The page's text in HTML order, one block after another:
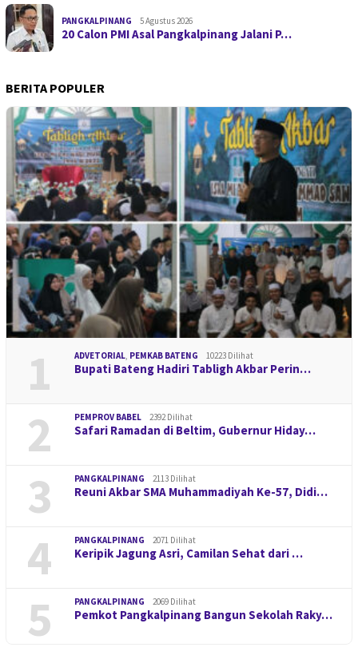
PANGKALPINANG 5 Agustus 2026
20 Calon PMI Asal Pangkalpinang Jalani P…
BERITA POPULER
1 ADVETORIAL, PEMKAB BATENG 10223 Dilihat
Bupati Bateng Hadiri Tabligh Akbar Perin…
2 PEMPROV BABEL 2392 Dilihat
Safari Ramadan di Beltim, Gubernur Hiday…
3 PANGKALPINANG 2113 Dilihat
Reuni Akbar SMA Muhammadiyah Ke-57, Didi…
4 PANGKALPINANG 2071 Dilihat
Keripik Jagung Asri, Camilan Sehat dari …
5 PANGKALPINANG 2069 Dilihat
Pemkot Pangkalpinang Bangun Sekolah Raky…